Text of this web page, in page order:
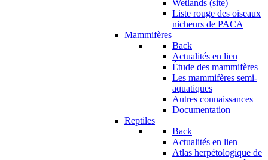
Wetlands (site)
Liste rouge des oiseaux
nicheurs de PACA
Mammifères
Back
Actualités en lien
Étude des mammifères
Les mammifères semi-
aquatiques
Autres connaissances
Documentation
Reptiles
Back
Actualités en lien
Atlas herpétologique de